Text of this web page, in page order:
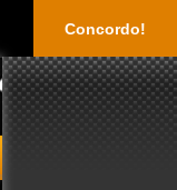
Concordo!